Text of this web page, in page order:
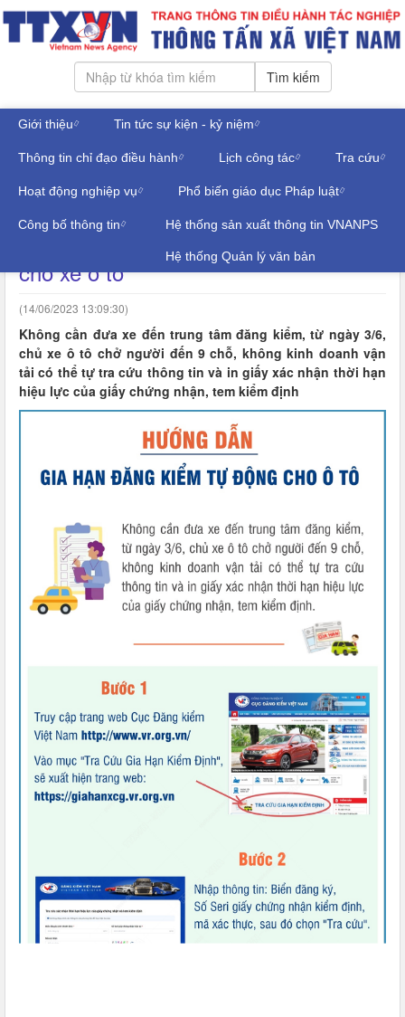
Tìm kiếm
Giới thiệu Tin tức sự kiện - kỷ niệm
Thông tin chỉ đạo điều hành Lịch công tác Tra cứu
Hoạt động nghiệp vụ Phổ biến giáo dục Pháp luật
Công bố thông tin Hệ thống sản xuất thông tin VNANPS
Hệ thống Quản lý văn bản
Thứ sáu, ngày 07/08/2026 Đăng nhập
THÔNG TIN ĐỒ HỌA
Hướng dẫn gia hạn đăng kiểm tự động
cho xe ô tô
(14/06/2023 13:09:30)
Không cần đưa xe đến trung tâm đăng kiểm, từ ngày 3/6,
chủ xe ô tô chở người đến 9 chỗ, không kinh doanh vận
tải có thể tự tra cứu thông tin và in giấy xác nhận thời hạn
hiệu lực của giấy chứng nhận, tem kiểm định